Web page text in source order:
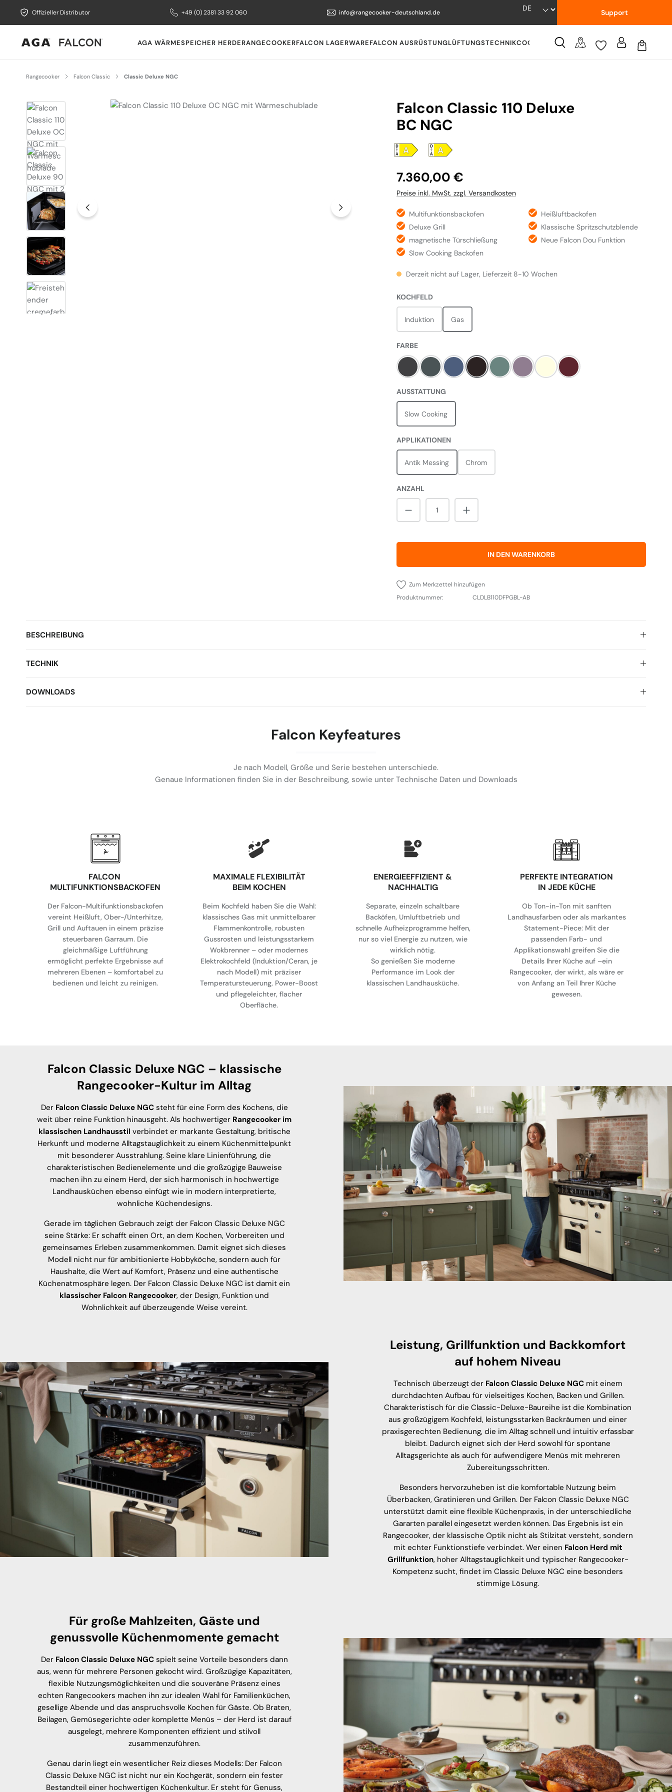
Offizieller Distributor +49 (0) 2381 33 92 060 info@rangecooker-deutschland.de Support
AGA WÄRMESPEICHER HERDERANGECOOKERFALCON LAGERWAREFALCON AUSRÜSTUNGLÜFTUNGSTECHNIKCOOKWARE WISSENSWERTES
Rangecooker Falcon Classic Classic Deluxe NGC
Bildergalerie überspringen
Falcon Classic 110 Deluxe
BC NGC
Regulärer Preis:
7.360,00 €
Preise inkl. MwSt. zzgl. Versandkosten
Multifunktionsbackofen
Heißluftbackofen
Deluxe Grill
Klassische Spritzschutzblende
magnetische Türschließung
Neue Falcon Dou Funktion
Slow Cooking Backofen
Derzeit nicht auf Lager, Lieferzeit 8-10 Wochen
KOCHFELDAUSWÄHLEN
Induktion Gas
FARBEAUSWÄHLEN
Charcoal Black
Slate Stone BlueBlack Mineral Green
Heather Pale CreamBordeaux Rot
AUSSTATTUNGAUSWÄHLEN
Slow Cooking
APPLIKATIONENAUSWÄHLEN
Antik Messing Chrom
ANZAHL
Produkt Anzahl: Gib den gewünschten Wert ein
IN DEN WARENKORB
Zum Merkzettel hinzufügen
Produktnummer:
CLDLB110DFPGBL-AB
BESCHREIBUNG
TECHNIK
DOWNLOADS
Falcon Keyfeatures
Je nach Modell, Größe und Serie bestehen unterschiede.
Genaue Informationen finden Sie in der Beschreibung, sowie unter Technische Daten und Downloads
FALCON
MULTIFUNKTIONSBACKOFEN
Der Falcon-Multifunktionsbackofen
vereint Heißluft, Ober-/Unterhitze,
Grill und Auftauen in einem präzise
steuerbaren Garraum. Die
gleichmäßige Luftführung
ermöglicht perfekte Ergebnisse auf
mehreren Ebenen – komfortabel zu
bedienen und leicht zu reinigen.
MAXIMALE FLEXIBILITÄT
BEIM KOCHEN
Beim Kochfeld haben Sie die Wahl:
klassisches Gas mit unmittelbarer
Flammenkontrolle, robusten
Gussrosten und leistungsstarkem
Wokbrenner – oder modernes
Elektrokochfeld (Induktion/Ceran, je
nach Modell) mit präziser
Temperatursteuerung, Power-Boost
und pflegeleichter, flacher
Oberfläche.
⁠ENERGIEEFFIZIENT &
NACHHALTIG
Separate, einzeln schaltbare
Backöfen, Umluftbetrieb und
schnelle Aufheizprogramme helfen,
nur so viel Energie zu nutzen, wie
wirklich nötig.
So genießen Sie moderne
Performance im Look der
klassischen Landhausküche.
⁠PERFEKTE INTEGRATION
IN JEDE KÜCHE
Ob Ton-in-Ton mit sanften
Landhausfarben oder als markantes
Statement-Piece: Mit der
passenden Farb- und
Applikationswahl greifen Sie die
Details Ihrer Küche auf –ein
Rangecooker, der wirkt, als wäre er
von Anfang an Teil Ihrer Küche
gewesen.
Falcon Classic Deluxe NGC – klassische
Rangecooker-Kultur im Alltag
Der Falcon Classic Deluxe NGCsteht für eine Form des Kochens, die
weit über reine Funktion hinausgeht. Als hochwertiger Rangecooker im
klassischen Landhausstil verbindet er markante Gestaltung, britische
Herkunft und moderne Alltagstauglichkeit zu einem Küchenmittelpunkt
mit besonderer Ausstrahlung. Seine klare Linienführung, die
charakteristischen Bedienelemente und die großzügige Bauweise
machen ihn zu einem Herd, der sich harmonisch in hochwertige
Landhausküchen ebenso einfügt wie in modern interpretierte,
wohnliche Küchendesigns.
Gerade im täglichen Gebrauch zeigt der Falcon Classic Deluxe NGC
seine Stärke: Er schafft einen Ort, an dem Kochen, Vorbereiten und
gemeinsames Erleben zusammenkommen. Damit eignet sich dieses
Modell nicht nur für ambitionierte Hobbyköche, sondern auch für
Haushalte, die Wert auf Komfort, Präsenz und eine authentische
Küchenatmosphäre legen. Der Falcon Classic Deluxe NGC ist damit ein
klassischer Falcon Rangecooker, der Design, Funktion und
Wohnlichkeit auf überzeugende Weise vereint.
Leistung, Grillfunktion und Backkomfort
auf hohem Niveau
Technisch überzeugt der Falcon Classic Deluxe NGCmit einem
durchdachten Aufbau für vielseitiges Kochen, Backen und Grillen.
Charakteristisch für die Classic-Deluxe-Baureihe ist die Kombination
aus großzügigem Kochfeld, leistungsstarken Backräumen und einer
praxisgerechten Bedienung, die im Alltag schnell und intuitiv erfassbar
bleibt. Dadurch eignet sich der Herd sowohl für spontane
Alltagsgerichte als auch für aufwendigere Menüs mit mehreren
Zubereitungsschritten.
Besonders hervorzuheben ist die komfortable Nutzung beim
Überbacken, Gratinieren und Grillen. Der Falcon Classic Deluxe NGC
unterstützt damit eine flexible Küchenpraxis, in der unterschiedliche
Gararten parallel eingesetzt werden können. Das Ergebnis ist ein
Rangecooker, der klassische Optik nicht als Stilzitat versteht, sondern
mit echter Funktionstiefe verbindet. Wer einen Falcon Herd mit
Grillfunktion, hoher Alltagstauglichkeit und typischer Rangecooker-
Kompetenz sucht, findet im Classic Deluxe NGC eine besonders
stimmige Lösung.
Für große Mahlzeiten, Gäste und
genussvolle Küchenmomente gemacht
Der Falcon Classic Deluxe NGCspielt seine Vorteile besonders dann
aus, wenn für mehrere Personen gekocht wird. Großzügige Kapazitäten,
flexible Nutzungsmöglichkeiten und die souveräne Präsenz eines
echten Rangecookers machen ihn zur idealen Wahl für Familienküchen,
gesellige Abende und das anspruchsvolle Kochen für Gäste. Ob Braten,
Beilagen, Gemüsegerichte oder komplette Menüs – der Herd ist darauf
ausgelegt, mehrere Komponenten effizient und stilvoll
zusammenzuführen.
Genau darin liegt ein wesentlicher Reiz dieses Modells: Der Falcon
Classic Deluxe NGC ist nicht nur ein Kochgerät, sondern ein fester
Bestandteil einer hochwertigen Küchenkultur. Er steht für Genuss,